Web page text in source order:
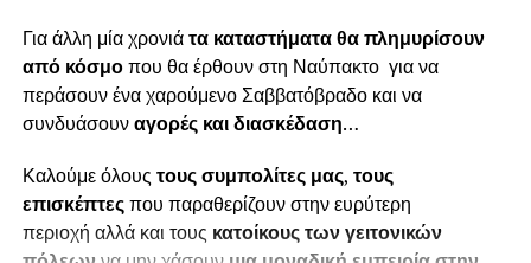
Για άλλη μία χρονιάτα καταστήματα θα πλημυρίσουν
από κόσμοπου θα έρθουν στη Ναύπακτο για να
περάσουν ένα χαρούμενο Σαββατόβραδο και να
συνδυάσουναγορές και διασκέδαση…
Καλούμε όλους τους συμπολίτες μας, τους
επισκέπτεςπου παραθερίζουν στην ευρύτερη
περιοχή αλλά και τους κατοίκους των γειτονικών